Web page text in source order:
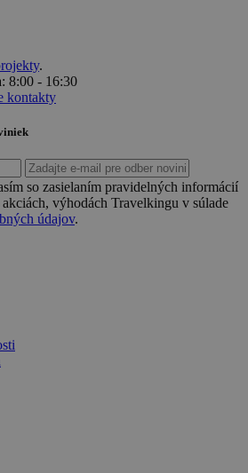
.
8:00 - 16:30
kontakty
so zasielaním pravidelných informácií
výhodách Travelkingu v súlade
údajov.